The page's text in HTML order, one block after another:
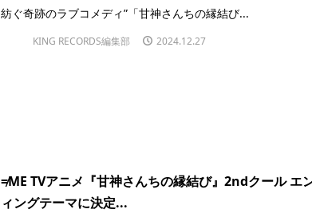
紡ぐ奇跡のラブコメディ”「甘神さんちの縁結び...
KING RECORDS編集部 2024.12.27
≠ME TVアニメ『甘神さんちの縁結び』2ndクール エ
ィングテーマに決定...